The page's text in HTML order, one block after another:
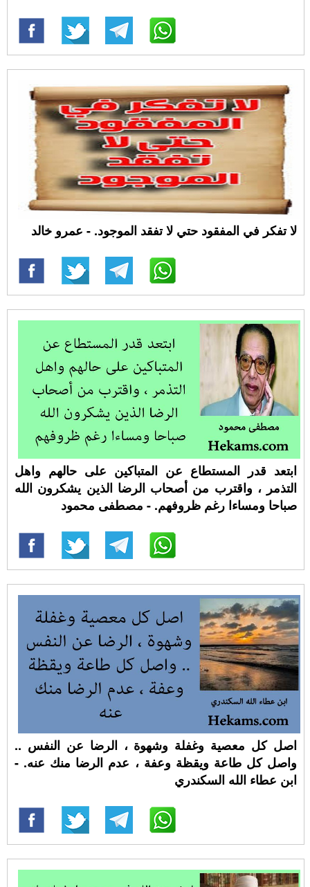
لا تفكر في المفقود حتي لا تفقد الموجود. - عمرو خالد
ابتعد قدر المستطاع عن المتباكين على حالهم واهل
التذمر ، واقترب من أصحاب الرضا الذين يشكرون الله
صباحا ومساءا رغم ظروفهم. - مصطفى محمود
اصل كل معصية وغفلة وشهوة ، الرضا عن النفس ..
واصل كل طاعة ويقظة وعفة ، عدم الرضا منك عنه. -
ابن عطاء الله السكندري